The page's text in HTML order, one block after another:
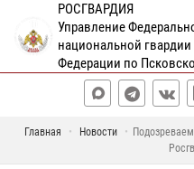
РОСГВАРДИЯ
Управление
национальной
Федерации по
Главная Новости